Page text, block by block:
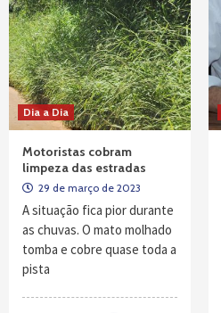
Dia a Dia
Motoristas cobram
limpeza das estradas
29 de março de 2023
A situação fica pior durante
as chuvas. O mato molhado
tomba e cobre quase toda a
pista